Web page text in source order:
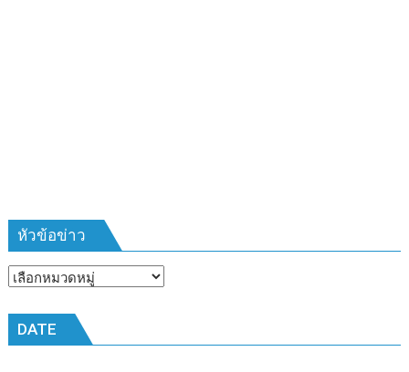
๒๕๖๙
หัวข้อข่าว
หัวข้อ
DATE